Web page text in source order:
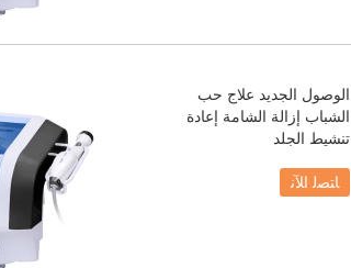
الوصول الجديد علاج حب
الشباب إزالة الشامة إعادة
تنشيط الجلد
ﺎﺘﺼﻟ ﺍﻶﻧ